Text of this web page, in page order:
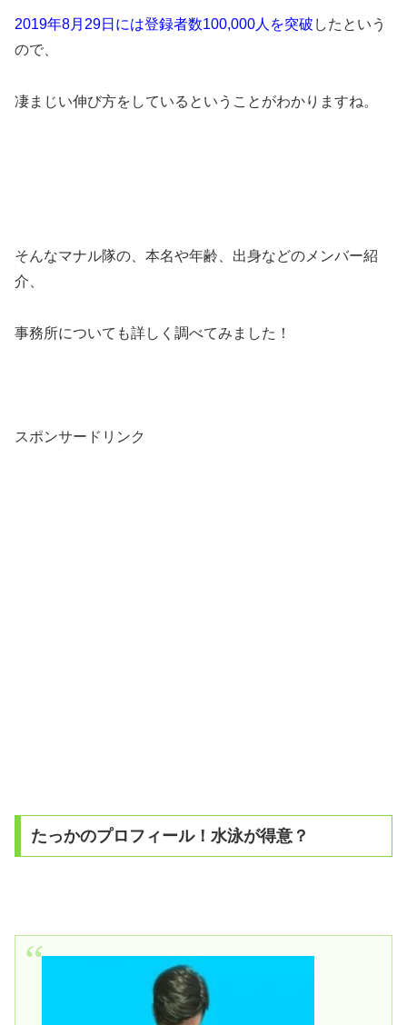
2019年8月29日には登録者数100,000人を突破 したという
ので、
凄まじい伸び方をしているということがわかりますね。
そんなマナル隊の、本名や年齢、出身などのメンバー紹
介、
事務所についても詳しく調べてみました！
スポンサードリンク
たっかのプロフィール！水泳が得意？